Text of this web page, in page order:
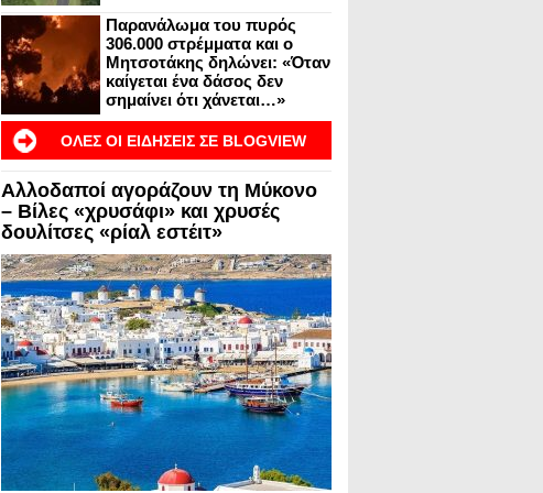
Παρανάλωμα του πυρός
306.000 στρέμματα και ο
Μητσοτάκης δηλώνει: «Όταν
καίγεται ένα δάσος δεν
σημαίνει ότι χάνεται…»
ΟΛΕΣ ΟΙ ΕΙΔΗΣΕΙΣ ΣΕ BLOGVIEW
Αλλοδαποί αγοράζουν τη Μύκονο
– Βίλες «χρυσάφι» και χρυσές
δουλίτσες «ρίαλ εστέιτ»